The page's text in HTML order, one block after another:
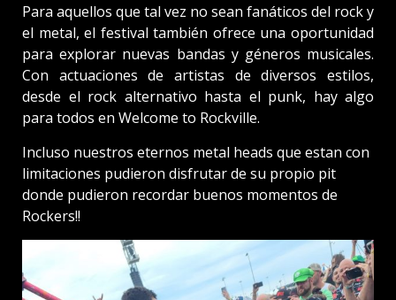
Para aquellos que tal vez no sean fanáticos del rock y
el metal, el festival también ofrece una oportunidad
para explorar nuevas bandas y géneros musicales.
Con actuaciones de artistas de diversos estilos,
desde el rock alternativo hasta el punk, hay algo
para todos en Welcome to Rockville.
Incluso nuestros eternos metal heads que estan con
limitaciones pudieron disfrutar de su propio pit
donde pudieron recordar buenos momentos de
Rockers!!